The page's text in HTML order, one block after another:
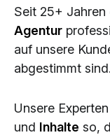
Web-Applikationen
CMS - Content
KI-Lösungen
Seit 25+
Agentur
auf unsere
abgestimmt sind.
Unsere
und Inhalte so,